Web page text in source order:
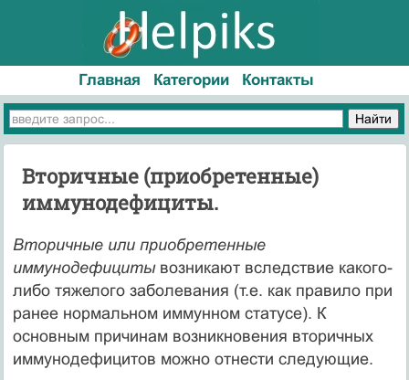
Главная Категории Контакты
Вторичные (приобретенные)
иммунодефициты.
Вторичные или приобретенные
иммунодефициты возникают вследствие какого-
либо тяжелого заболевания (т.е. как правило при
ранее нормальном иммунном статусе). К
основным причинам возникновения вторичных
иммунодефицитов можно отнести следующие.